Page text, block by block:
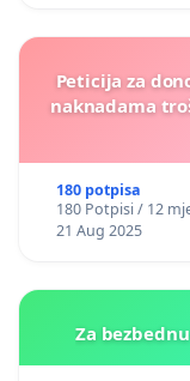
Peticija za
naknadama
180 potpisa
180 Potpisi / 12
21 Aug 2025
Za